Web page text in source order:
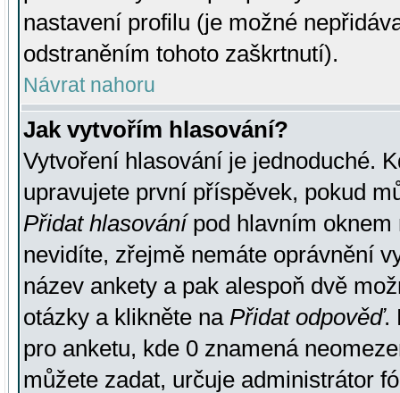
nastavení profilu (je možné
odstraněním tohoto zaškrtnutí).
Návrat nahoru
Jak vytvořím hlasování?
Vytvoření hlasování je jednoduché.
upravujete první příspěvek, pokud
Přidat hlasovánípod hlavním oknem
nevidíte, zřejmě nemáte oprávnění
název ankety a pak alespoň dvě
otázky a klikněte na Přidat odpověď.
pro anketu, kde 0 znamená
můžete zadat, určuje administrátor